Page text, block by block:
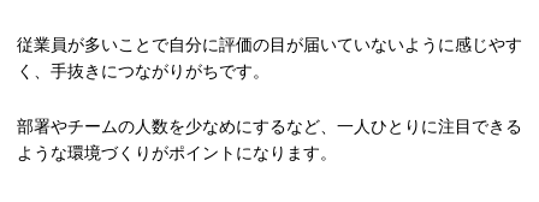
従業員が多いことで自分に評価の目が届いていないように感じやす
く、手抜きにつながりがちです。
部署やチームの人数を少なめにするなど、一人ひとりに注目できる
ような環境づくりがポイントになります。